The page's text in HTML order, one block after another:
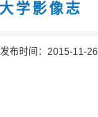
学影像志
发布时间：2015-11-26